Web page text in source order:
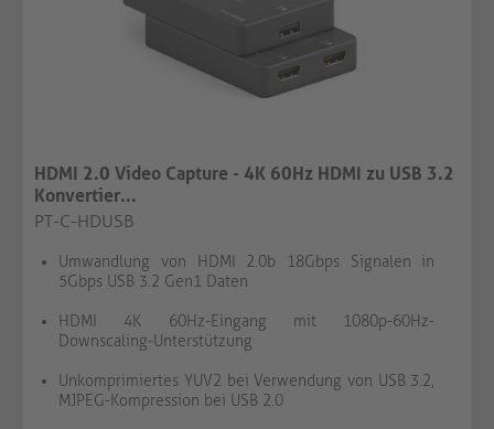
HDMI 2.0 Video Capture - 4K 60Hz HDMI zu USB 3.2
Konvertier...
PT-C-HDUSB
Umwandlung von HDMI 2.0b 18Gbps Signalen in
5Gbps USB 3.2 Gen1 Daten
HDMI 4K 60Hz-Eingang mit 1080p-60Hz-
Downscaling-Unterstützung
Unkomprimiertes YUV2 bei Verwendung von USB 3.2,
MJPEG-Kompression bei USB 2.0